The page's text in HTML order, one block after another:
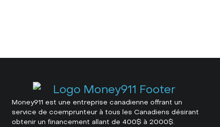
Money911 est une entreprise canadienne offrant un
service de coemprunteur à tous les Canadiens désirant
obtenir un financement allant de 400$ à 2000$.